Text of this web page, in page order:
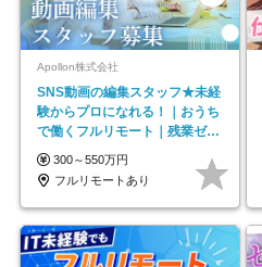
Apollon株式会社
SNS動画の編集スタッフ★未経
験からプロになれる！｜おうち
で働くフルリモート｜残業ゼロ
で18時退勤◎
300～550万円
フルリモートあり